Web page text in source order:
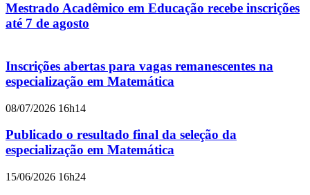
Mestrado Acadêmico em Educação recebe inscrições
até 7 de agosto
Inscrições abertas para vagas remanescentes na
especialização em Matemática
08/07/2026 16h14
Publicado o resultado final da seleção da
especialização em Matemática
15/06/2026 16h24